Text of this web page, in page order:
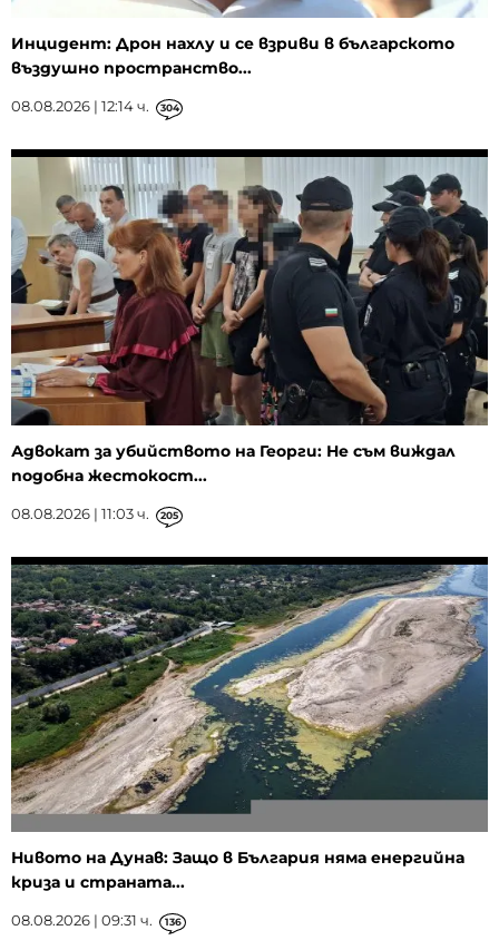
Инцидент: Дрон нахлу и се взриви в българското
въздушно пространство...
08.08.2026 | 12:14 ч. 304
Адвокат за убийството на Георги: Не съм виждал
подобна жестокост...
08.08.2026 | 11:03 ч. 205
Нивото на Дунав: Защо в България няма енергийна
криза и страната...
08.08.2026 | 09:31 ч. 136